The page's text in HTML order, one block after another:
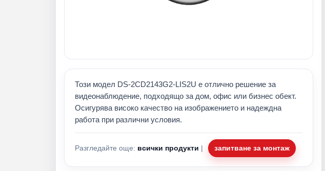
Този модел DS-2CD2143G2-LIS2U е отлично решение за
видеонаблюдение, подходящо за дом, офис или бизнес обект.
Осигурява високо качество на изображението и надеждна
работа при различни условия.
Разгледайте още: всички продукти | запитване за монтаж